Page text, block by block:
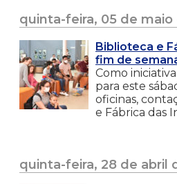
quinta-feira, 05 de maio
Biblioteca e
fim de
Como
para este
oficinas,
e Fábrica das
quinta-feira, 28 de abril